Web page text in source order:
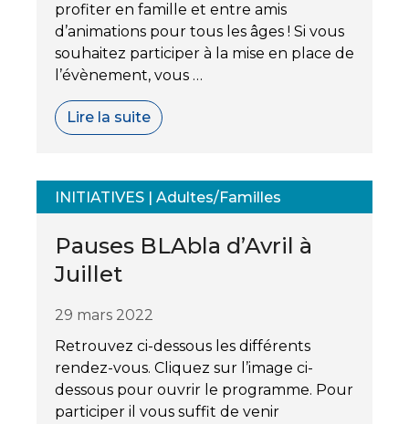
profiter en famille et entre amis
d’animations pour tous les âges ! Si vous
souhaitez participer à la mise en place de
l’évènement, vous …
Lire la suite
INITIATIVES | Adultes/Familles
Pauses BLAbla d’Avril à
Juillet
29 mars 2022
Retrouvez ci-dessous les différents
rendez-vous. Cliquez sur l’image ci-
dessous pour ouvrir le programme. Pour
participer il vous suffit de venir